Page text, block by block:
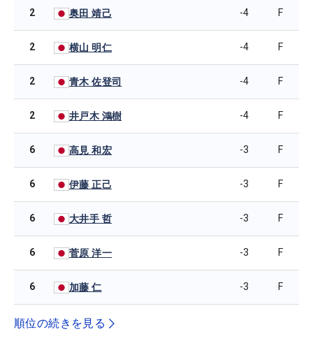
2 奥田 靖己 -4 F
2 横山 明仁 -4 F
2 青木 佐登司 -4 F
2 井戸木 鴻樹 -4 F
6 高見 和宏 -3 F
6 伊藤 正己 -3 F
6 大井手 哲 -3 F
6 菅原 洋一 -3 F
6 加藤 仁 -3 F
順位の続きを見る